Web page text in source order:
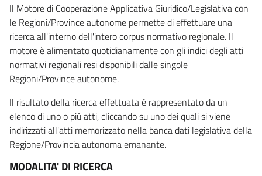
Il Motore di Cooperazione Applicativa Giuridico/Legislativa con
le Regioni/Province autonome permette di effettuare una
ricerca all'interno dell'intero corpus normativo regionale. Il
motore è alimentato quotidianamente con gli indici degli atti
normativi regionali resi disponibili dalle singole
Regioni/Province autonome.
Il risultato della ricerca effettuata è rappresentato da un
elenco di uno o più atti, cliccando su uno dei quali si viene
indirizzati all'atti memorizzato nella banca dati legislativa della
Regione/Provincia autonoma emanante.
MODALITA' DI RICERCA